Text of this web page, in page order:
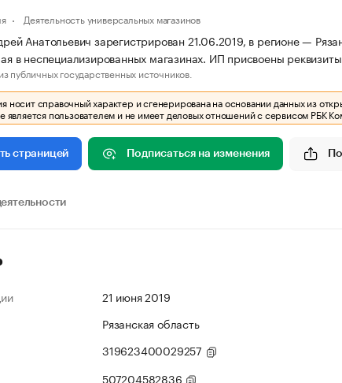
Деятельность универсальных магазинов
Анатольевич зарегистрирован 21.06.2019, в регионе —
в неспециализированных магазинах. ИП присвоены
публичных государственных источников.
носит справочный характер и сгенерирована на основании данных из
является пользователем и не имеет деловых отношений с сервисом РБК
страницей Подписаться на изменения
21 июня 2019
Рязанская область
319623400029257
507204582836